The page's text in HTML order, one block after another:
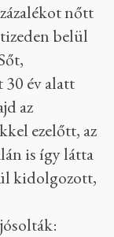
nőtt
belül
év alatt
az
ezelőtt, az
is így látta
kidolgozott,